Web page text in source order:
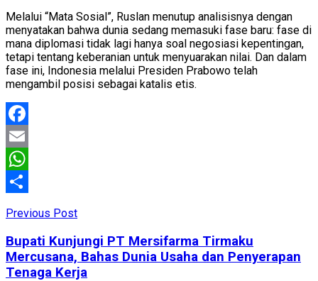
Melalui “Mata Sosial”, Ruslan menutup analisisnya dengan
menyatakan bahwa dunia sedang memasuki fase baru: fase di
mana diplomasi tidak lagi hanya soal negosiasi kepentingan,
tetapi tentang keberanian untuk menyuarakan nilai. Dan dalam
fase ini, Indonesia melalui Presiden Prabowo telah
mengambil posisi sebagai katalis etis.
Facebook
Email
WhatsApp
Previous Post
Bupati Kunjungi PT Mersifarma Tirmaku
Mercusana, Bahas Dunia Usaha dan Penyerapan
Tenaga Kerja